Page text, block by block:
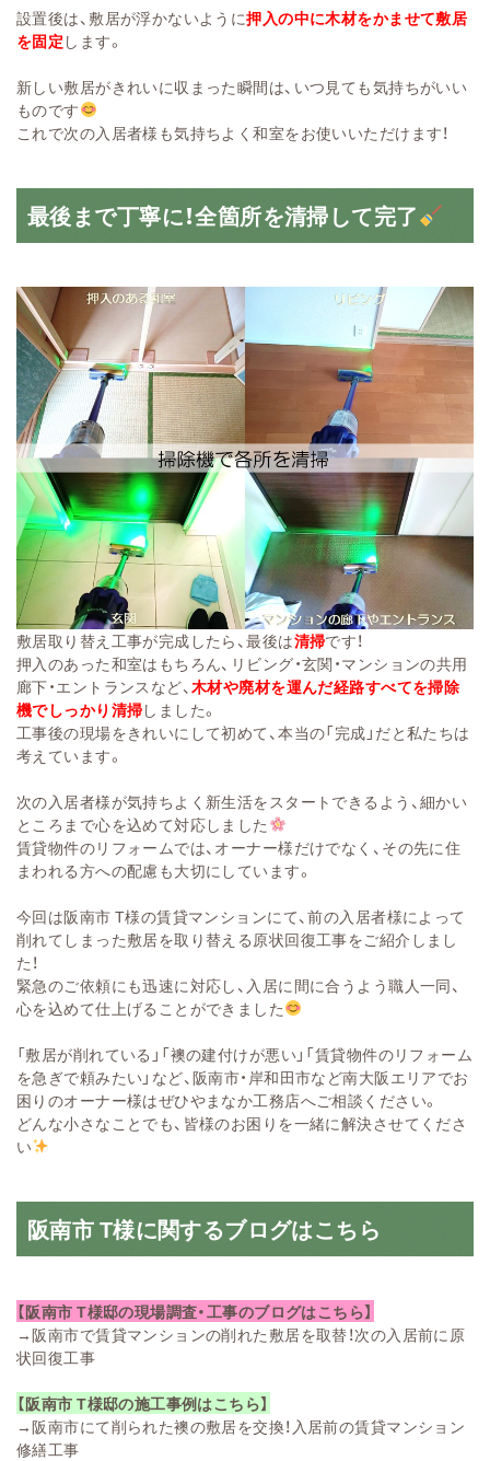
設置後は、敷居が浮かないように押入の中に木材をかませて敷居
を固定 します。
新しい敷居がきれいに収まった瞬間は、いつ見ても気持ちがいい
ものです
これで次の入居者様も気持ちよく和室をお使いいただけます！
最後まで丁寧に！全箇所を清掃して完了
敷居取り替え工事が完成したら、最後は清掃です！
押入のあった和室はもちろん、リビング・玄関・マンションの共用
廊下・エントランスなど、木材や廃材を運んだ経路すべてを掃除
機でしっかり清掃しました。
工事後の現場をきれいにして初めて、本当の「完成」だと私たちは
考えています。
次の入居者様が気持ちよく新生活をスタートできるよう、細かい
ところまで心を込めて対応しました
賃貸物件のリフォームでは、オーナー様だけでなく、その先に住
まわれる方への配慮も大切にしています。
今回は阪南市 T様の賃貸マンションにて、前の入居者様によって
削れてしまった敷居を取り替える原状回復工事をご紹介しまし
た！
緊急のご依頼にも迅速に対応し、入居に間に合うよう職人一同、
心を込めて仕上げることができました
「敷居が削れている」「襖の建付けが悪い」「賃貸物件のリフォーム
を急ぎで頼みたい」など、阪南市・岸和田市など南大阪エリアでお
困りのオーナー様はぜひやまなか工務店へご相談ください。
どんな小さなことでも、皆様のお困りを一緒に解決させてくださ
い
阪南市 T様に関するブログはこちら
【阪南市 T様邸の現場調査・工事のブログはこちら】
→阪南市で賃貸マンションの削れた敷居を取替！次の入居前に原
状回復工事
【阪南市 T様邸の施工事例はこちら】
→阪南市にて削られた襖の敷居を交換！入居前の賃貸マンション
修繕工事